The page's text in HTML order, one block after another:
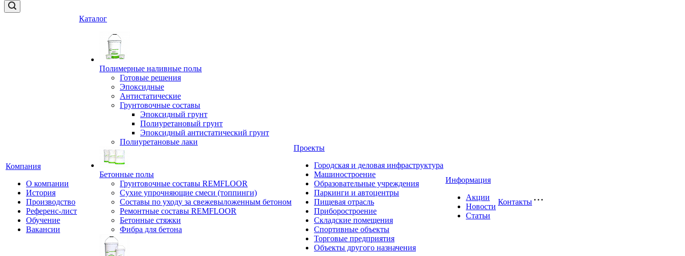
Компания
О компании
История
Производство
Референс-лист
Обучение
Вакансии
Каталог
Полимерные наливные полы
Готовые решения
Эпоксидные
Антистатические
Грунтовочные составы
Эпоксидный грунт
Полиуретановый грунт
Эпоксидный антистатический грунт
Полиуретановые лаки
Бетонные полы
Грунтовочные составы REMFLOOR
Сухие упрочняющие смеси (топпинги)
Составы по уходу за свежевыложенным бетоном
Ремонтные составы REMFLOOR
Бетонные стяжки
Фибра для бетона
Проекты
Городская и деловая инфраструктура
Машиностроение
Образовательные учреждения
Паркинги и автоцентры
Пищевая отрасль
Приборостроение
Складские помещения
Спортивные объекты
Торговые предприятия
Объекты другого назначения
Информация
Акции
Новости
Статьи
Контакты